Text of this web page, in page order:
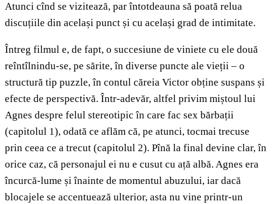
Atunci cînd se vizitează, par întotdeauna să poată relua
discuțiile din același punct și cu același grad de intimitate.
Întreg filmul e, de fapt, o succesiune de viniete cu ele două
reîntîlnindu-se, pe sărite, în diverse puncte ale vieții – o
structură tip puzzle, în contul căreia Victor obține suspans și
efecte de perspectivă. Într-adevăr, altfel privim miștoul lui
Agnes despre felul stereotipic în care fac sex bărbații
(capitolul 1), odată ce aflăm că, pe atunci, tocmai trecuse
prin ceea ce a trecut (capitolul 2). Pînă la final devine clar, în
orice caz, că personajul ei nu e cusut cu ață albă. Agnes era
încurcă-lume și înainte de momentul abuzului, iar dacă
blocajele se accentuează ulterior, asta nu vine printr-un